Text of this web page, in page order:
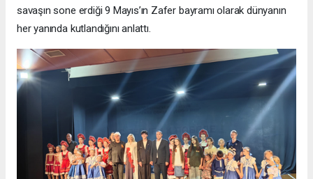
savaşın sone erdiği 9 Mayıs’ın Zafer bayramı olarak dünyanın
her yanında kutlandığını anlattı.